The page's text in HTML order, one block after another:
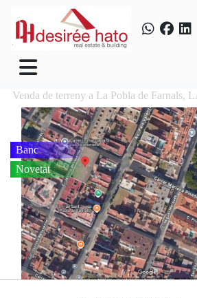
Venda de terreny a La Pobla de
Banc
Novetat